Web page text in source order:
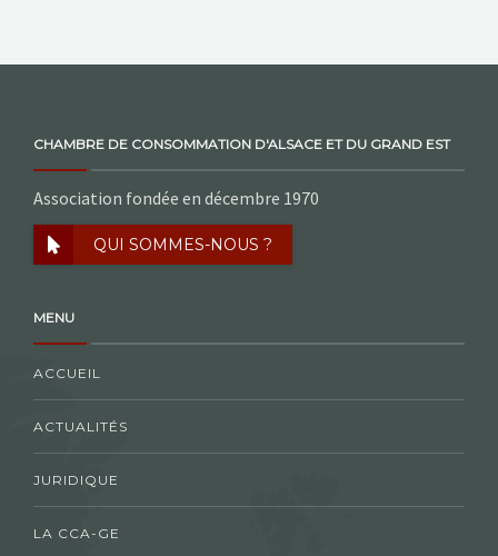
CHAMBRE DE CONSOMMATION D'ALSACE ET DU GRAND EST
Association fondée en décembre 1970
QUI SOMMES-NOUS ?
MENU
ACCUEIL
ACTUALITÉS
JURIDIQUE
LA CCA-GE